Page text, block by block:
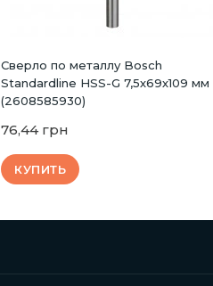
Сверло по металлу Bosch
Standardline HSS-G 7,5х69х109 мм
(2608585930)
76,44 грн
КУПИТЬ